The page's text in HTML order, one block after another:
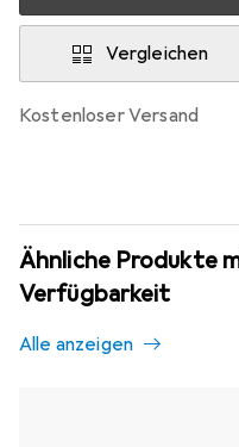
Vergleichen
kostenloser Versand
Ähnliche Produkte
Verfügbarkeit
Alle anzeigen